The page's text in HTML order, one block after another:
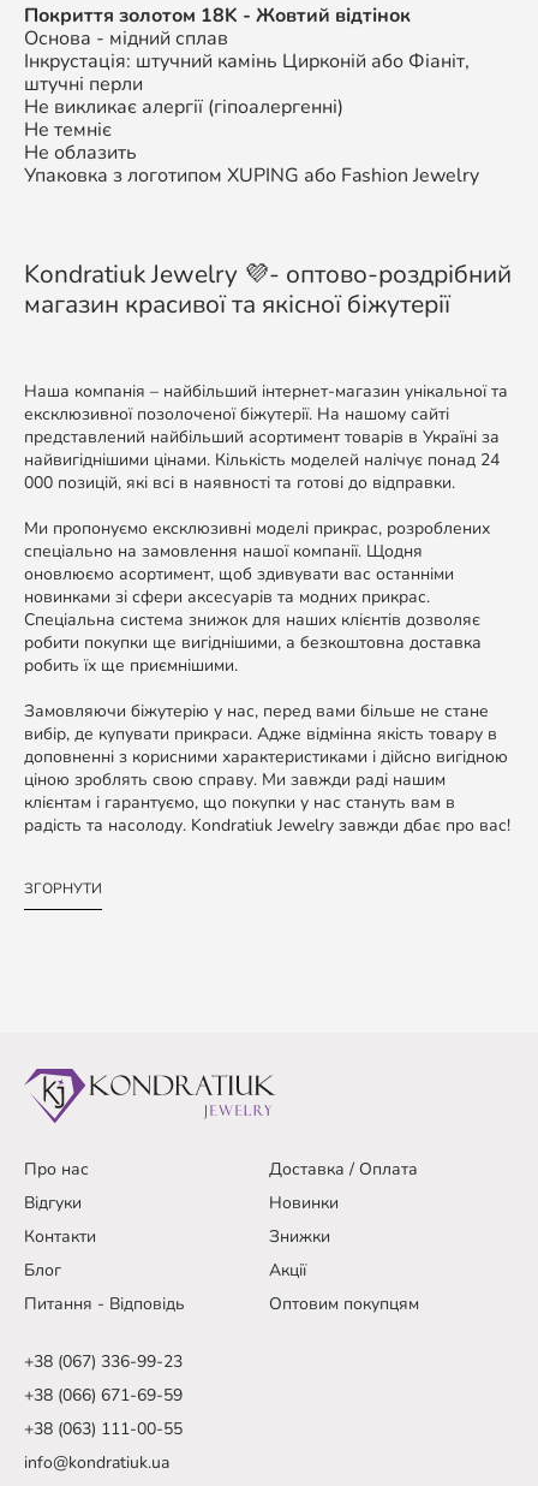
Покриття золотом 18K - Жовтий відтінок
Основа - мідний сплав
Інкрустація: штучний камінь Цирконій або Фіаніт,
штучні перли
Не викликає алергії (гіпоалергенні)
Не темніє
Не облазить
Упаковка з логотипом XUPING або Fashion Jewelry
Kondratiuk Jewelry 💜- оптово-роздрібний
магазин красивої та якісної біжутерії
Наша компанія – найбільший інтернет-магазин унікальної та
ексклюзивної позолоченої біжутерії. На нашому сайті
представлений найбільший асортимент товарів в Україні за
найвигіднішими цінами. Кількість моделей налічує понад 24
000 позицій, які всі в наявності та готові до відправки.
Ми пропонуємо ексклюзивні моделі прикрас, розроблених
спеціально на замовлення нашої компанії. Щодня
оновлюємо асортимент, щоб здивувати вас останніми
новинками зі сфери аксесуарів та модних прикрас.
Спеціальна система знижок для наших клієнтів дозволяє
робити покупки ще вигіднішими, а безкоштовна доставка
робить їх ще приємнішими.
Замовляючи біжутерію у нас, перед вами більше не стане
вибір, де купувати прикраси. Адже відмінна якість товару в
доповненні з корисними характеристиками і дійсно вигідною
ціною зроблять свою справу. Ми завжди раді нашим
клієнтам і гарантуємо, що покупки у нас стануть вам в
радість та насолоду. Kondratiuk Jewelry завжди дбає про вас!
ЗГОРНУТИ
Про нас
Доставка / Оплата
Відгуки
Новинки
Контакти
Знижки
Блог
Акції
Питання - Відповідь
Оптовим покупцям
+38 (067) 336-99-23
+38 (066) 671-69-59
+38 (063) 111-00-55
info@kondratiuk.ua